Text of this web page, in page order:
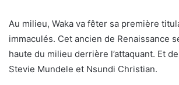
Au milieu, Waka va fêter sa première
immaculés. Cet ancien de Renaissance
haute du milieu derrière l’attaquant. Et
Stevie Mundele et Nsundi Christian.